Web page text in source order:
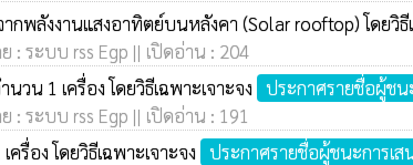
พลังงานแสงอาทิตย์บนหลังคา (Solar rooftop) โดยวิธีเ
: ระบบ rss Egp || เปิดอ่าน : 204
น 1 เครื่อง โดยวิธีเฉพาะเจาะจง ประกาศรายชื่อผู้ชน
: ระบบ rss Egp || เปิดอ่าน : 191
รื่อง โดยวิธีเฉพาะเจาะจง ประกาศรายชื่อผู้ชนะการเส